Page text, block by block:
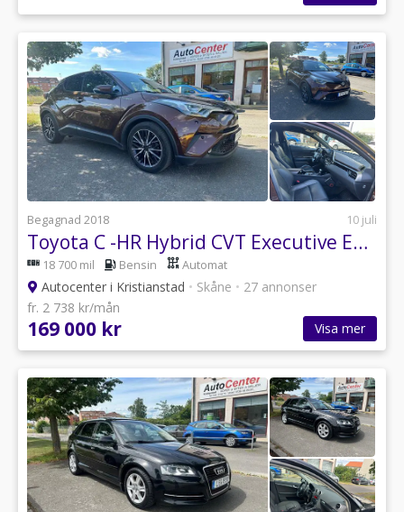
Begagnad 2018 10 juli
Toyota C -HR Hybrid CVT Executive Euro 6
18 700 mil Bensin Automat
Autocenter i Kristianstad • Skåne • 27 annonser
fr. 2 738 kr/mån
169 000 kr Visa mer